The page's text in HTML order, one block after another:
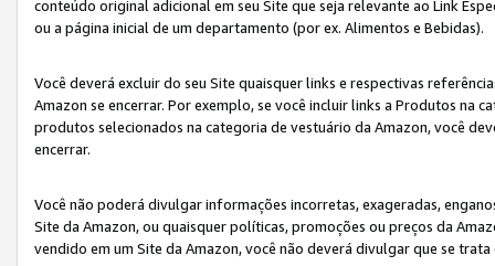
conteúdo original adicional em seu Site que seja relevante ao Link
ou a página inicial de um departamento (por ex. Alimentos e Bebidas).
Você deverá excluir do seu Site quaisquer links e respectivas
Amazon se encerrar. Por exemplo, se você incluir links a Produtos na
produtos selecionados na categoria de vestuário da Amazon, você
encerrar.
Você não poderá divulgar informações incorretas, exageradas,
Site da Amazon, ou quaisquer políticas, promoções ou preços da
vendido em um Site da Amazon, você não deverá divulgar que se